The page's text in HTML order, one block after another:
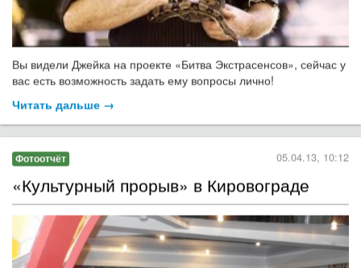
Вы видели Джейка на проекте «Битва Экстрасенсов», сейчас у
вас есть возможность задать ему вопросы лично!
Читать дальше →
Фотоотчёт 05.04.13, 10:12
«Культурный прорыв» в Кировограде